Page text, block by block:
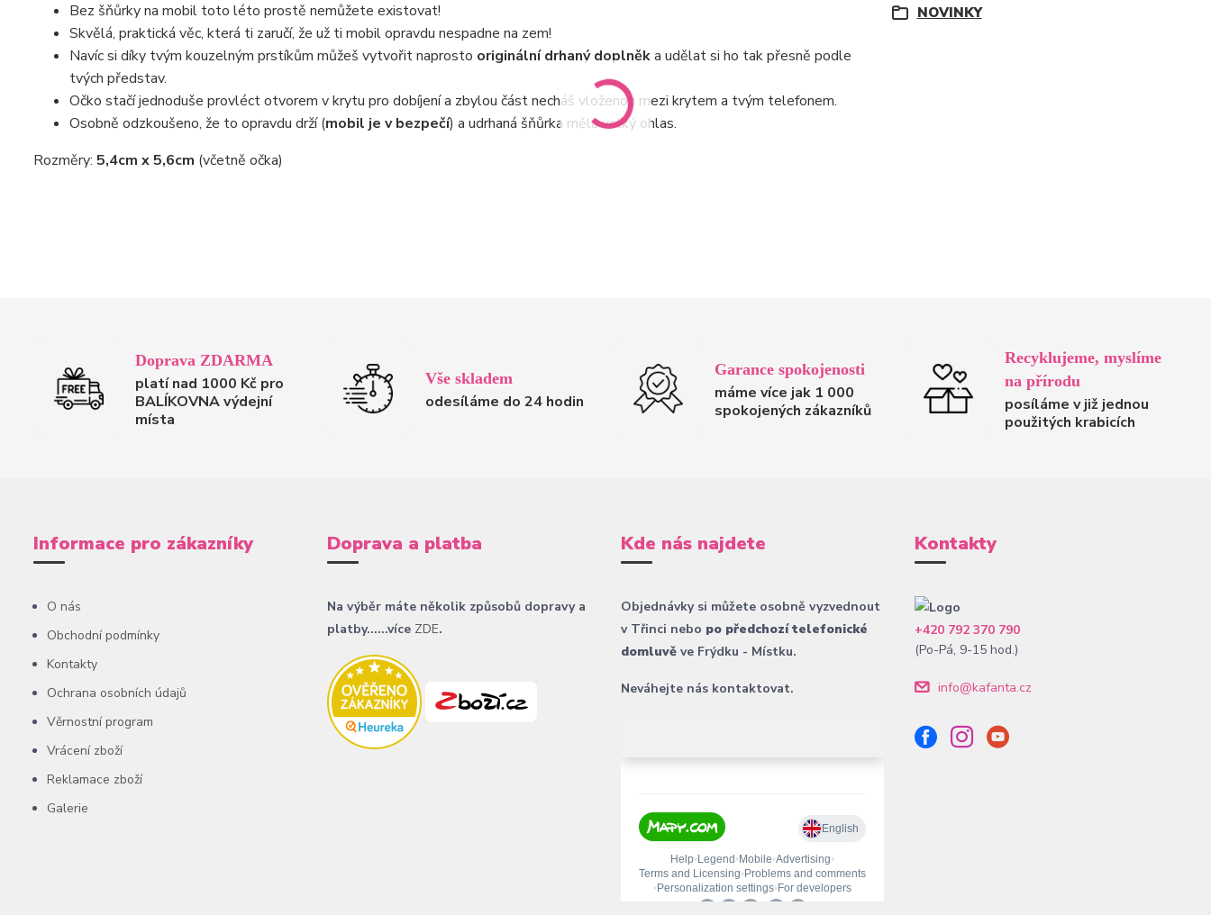
Bez šňůrky na mobil toto léto prostě nemůžete existovat!
Skvělá, praktická věc, která ti zaručí, že už ti mobil opravdu nespadne na zem!
Navíc si díky tvým kouzelným prstíkům můžeš vytvořit naprosto originální drhaný doplněka udělat si ho tak přesně podle
tvých představ.
Očko stačí jednoduše provléct otvorem v krytu pro dobíjení a zbylou část necháš vloženou mezi krytem a tvým telefonem.
Osobně odzkoušeno, že to opravdu drží (mobil je v bezpečí) a udrhaná šňůrka měla velký ohlas.
Rozměry: 5,4cm x 5,6cm (včetně očka)
NOVINKY
Doprava ZDARMA
platí nad 1000 Kč pro
BALÍKOVNA výdejní
místa
Vše skladem
odesíláme do 24 hodin
Garance spokojenosti
máme více jak 1 000
spokojených zákazníků
Recyklujeme, myslíme
na přírodu
posíláme v již jednou
použitých krabicích
Informace pro zákazníky
O nás
Obchodní podmínky
Kontakty
Ochrana osobních údajů
Věrnostní program
Vrácení zboží
Reklamace zboží
Galerie
Doprava a platba
Na výběr máte několik způsobů dopravy a
platby......více ZDE.
Kde nás najdete
Objednávky si můžete osobně vyzvednout
v Třinci nebo po předchozí telefonické
domluvě ve Frýdku - Místku.
Neváhejte nás kontaktovat.
Kontakty
+420 792 370 790
(Po-Pá, 9-15 hod.)
info@kafanta.cz